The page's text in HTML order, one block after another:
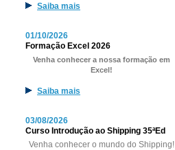
Saiba mais
01/10/2026
Formação Excel 2026
Venha conhecer a nossa formação em
Excel!
Saiba mais
03/08/2026
Curso Introdução ao Shipping 35ªEd
Venha conhecer o mundo do Shipping!